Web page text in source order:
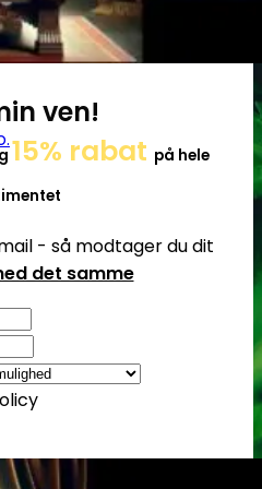
ven!
15% rabat på hele
- så modtager du dit
det samme